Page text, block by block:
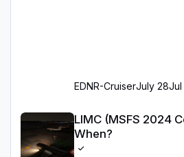
EDNR-CruiserJuly 28Jul
LIMC (MSFS 2024
When?